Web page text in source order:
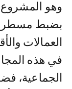
وهو المشروع
بضبط مسطرة
العمالات
في هذه
الجماعية،